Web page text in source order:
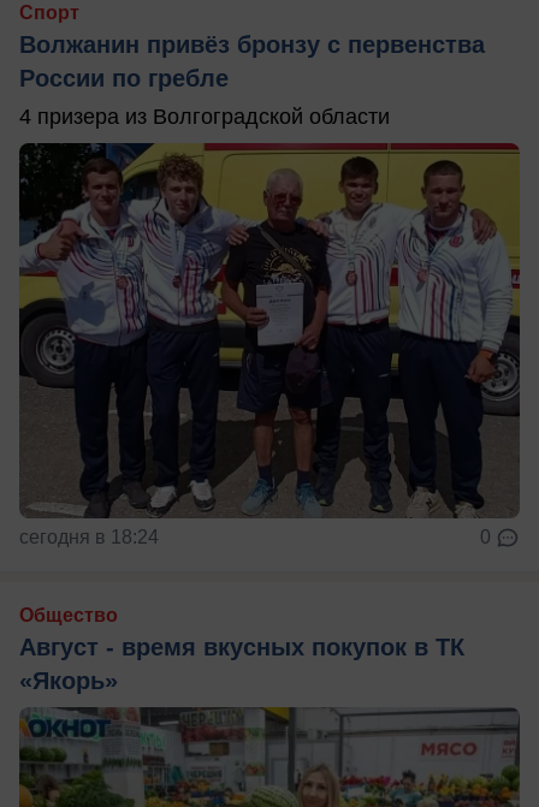
Спорт
Волжанин привёз бронзу с первенства
России по гребле
4 призера из Волгоградской области
сегодня в 18:24 0
Общество
Август - время вкусных покупок в ТК
«Якорь»